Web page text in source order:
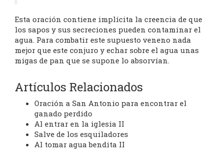
Esta oración contiene implícita la creencia de que
los sapos y sus secreciones pueden contaminar el
agua. Para combatir este supuesto veneno nada
mejor que este conjuro y echar sobre el agua unas
migas de pan que se supone lo absorvían.
Artículos Relacionados
Oración a San Antonio para encontrar el
ganado perdido
Al entrar en la iglesia II
Salve de los esquiladores
Al tomar agua bendita II